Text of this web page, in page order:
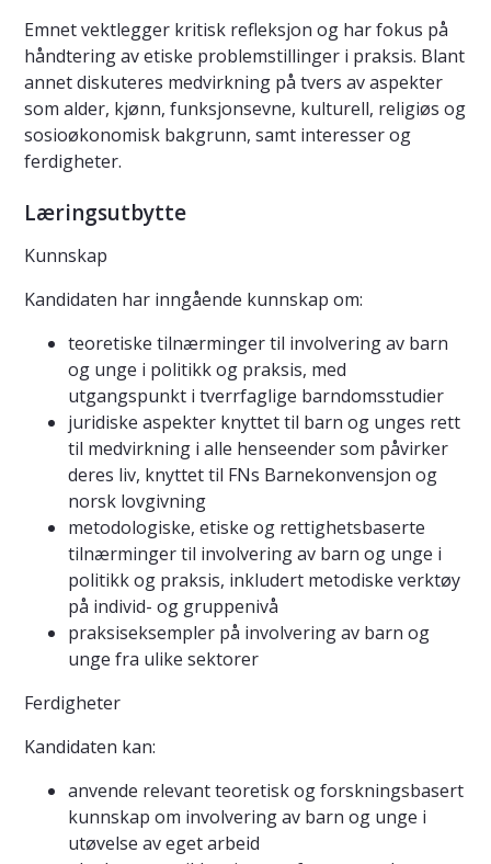
Emnet vektlegger kritisk refleksjon og har fokus på
håndtering av etiske problemstillinger i praksis. Blant
annet diskuteres medvirkning på tvers av aspekter
som alder, kjønn, funksjonsevne, kulturell, religiøs og
sosioøkonomisk bakgrunn, samt interesser og
ferdigheter.
Læringsutbytte
Kunnskap
Kandidaten har inngående kunnskap om:
teoretiske tilnærminger til involvering av barn
og unge i politikk og praksis, med
utgangspunkt i tverrfaglige barndomsstudier
juridiske aspekter knyttet til barn og unges rett
til medvirkning i alle henseender som påvirker
deres liv, knyttet til FNs Barnekonvensjon og
norsk lovgivning
metodologiske, etiske og rettighetsbaserte
tilnærminger til involvering av barn og unge i
politikk og praksis, inkludert metodiske verktøy
på individ- og gruppenivå
praksiseksempler på involvering av barn og
unge fra ulike sektorer
Ferdigheter
Kandidaten kan:
anvende relevant teoretisk og forskningsbasert
kunnskap om involvering av barn og unge i
utøvelse av eget arbeid